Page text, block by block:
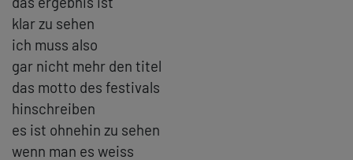
klar zu sehen
ich muss also
gar nicht mehr den titel
das motto des festivals
hinschreiben
es ist ohnehin zu sehen
wenn man es weiss